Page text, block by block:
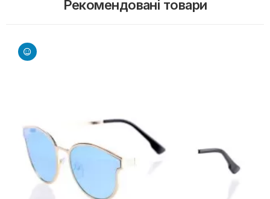
Рекомендовані товари